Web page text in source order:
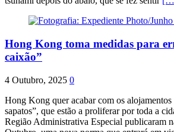
Hong Kong toma medidas para
caixão”
4 Outubro, 2025 0
Hong Kong quer acabar com os
sapatos”, que estão a proliferar por toda a
Região Administrativa Especial publicaram